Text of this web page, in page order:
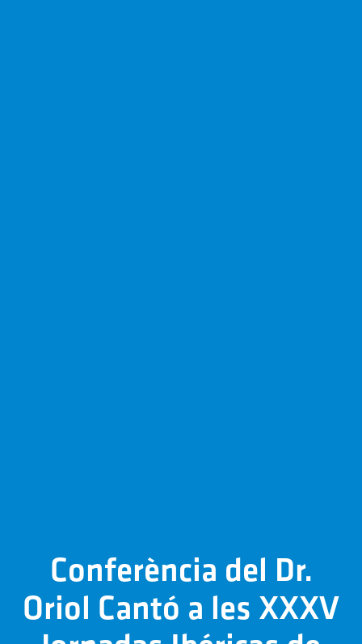
Conferència del Dr.
Oriol Cantó a les XXXV